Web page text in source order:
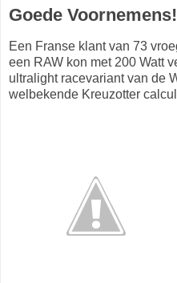
Goede Voornemens!
Een Franse klant van 73
een RAW kon met 200 Watt
ultralight racevariant van de
welbekende Kreuzotter